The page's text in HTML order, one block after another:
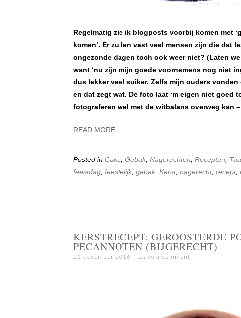
Regelmatig zie ik blogposts voorbij komen met
komen’. Er zullen vast veel mensen zijn die dat
ongezonde dagen toch ook weer niet? (Laten
want ‘nu zijn mijn goede voornemens nog niet
dus lekker veel suiker. Zelfs mijn ouders
en dat zegt wat. De foto laat ‘m eigen niet goed
fotograferen wel met de witbalans overweg kan
READ MORE
Posted in Cake, Gebak, Nagerechten, Recepten,
feestdag, feestelijk, gebak, Kerst, nagerecht, recept,
KERSTRECEPT: GEROOSTERDE
PECANNOTEN (BIJGERECHT)
21 december 2016 Leave a comment